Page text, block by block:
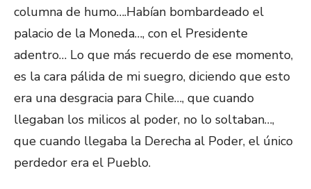
columna de humo….Habían bombardeado el
palacio de la Moneda…, con el Presidente
adentro… Lo que más recuerdo de ese momento,
es la cara pálida de mi suegro, diciendo que esto
era una desgracia para Chile…, que cuando
llegaban los milicos al poder, no lo soltaban…,
que cuando llegaba la Derecha al Poder, el único
perdedor era el Pueblo.